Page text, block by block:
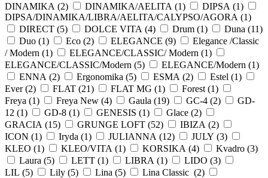
DINAMIKA (2) DINAMIKA/AELITA (1) DIPSA (1)
DIPSA/DINAMIKA/LIBRA/AELITA/CALYPSO/AGORA (1)
DIRECT (5) DOLCE VITA (4) Drum (1) Duna (11)
Duo (1) Eco (2) ELEGANCE (9)
Elegance /Classic
/ Modern (1) ELEGANCE/CLASSIC/ Modern (1)
ELEGANCE/CLASSIC/Modern (5) ELEGANCE/Modern (1)
ENNA (2) Ergonomika (5) ESMA (2) Estel (1)
Ever (2) FLAT (21) FLAT MG (1) Forest (1)
Freya (1) Freya New (4) Gaula (19) GC-4 (2)
GD-
12 (1) GD-8 (1) GENESIS (1) Glace (2)
GRACIA (15) GRUNGE LOFT (52) IBIZA (2)
ICON (1) Iryda (1) JULIANNA (12) JULY (3)
KLEO (1) KLEO/VITA (1) KORSIKA (4) Kvadro (3)
Laura (5) LETT (1) LIBRA (1) LIDO (3)
LIL (5) Lily (5) Lina (5) Lina Classic (2)